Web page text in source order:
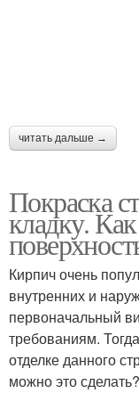
читать дальше →
Покраска
кладку.
Кирпич очень
внутренних и
первоначальный
требованиям.
отделке данного
можно это